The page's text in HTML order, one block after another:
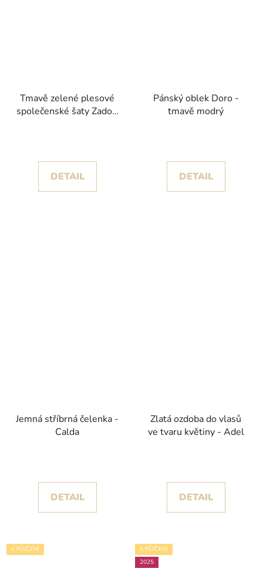
Tmavě zelené plesové
společenské šaty Zadori
DETAIL
Pánský oblek Doro -
tmavě modrý
DETAIL
Jemná stříbrná čelenka -
Calda
DETAIL
Zlatá ozdoba do vlasů
ve tvaru květiny - Adel
DETAIL
K PŮJČENÍ
K PŮJČENÍ
2025